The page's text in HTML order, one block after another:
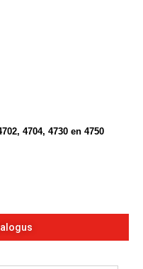
4704, 4730 en 4750